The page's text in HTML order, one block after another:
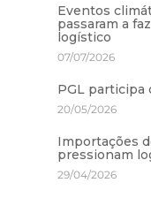
Eventos
passaram a
logístico
07/07/2026
PGL participa
20/05/2026
Importações
pressionam
29/04/2026